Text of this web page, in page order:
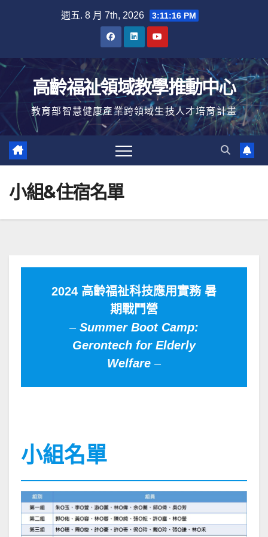
週五. 8 月 7th, 2026 3:11:16 PM
高齡福祉領域教學推動中心
教育部智慧健康產業跨領域生技人才培育計畫
小組&住宿名單
2024 高齡福祉科技應用實務 暑
期戰鬥營
– Summer Boot Camp:
Gerontech for Elderly
Welfare –
小組名單